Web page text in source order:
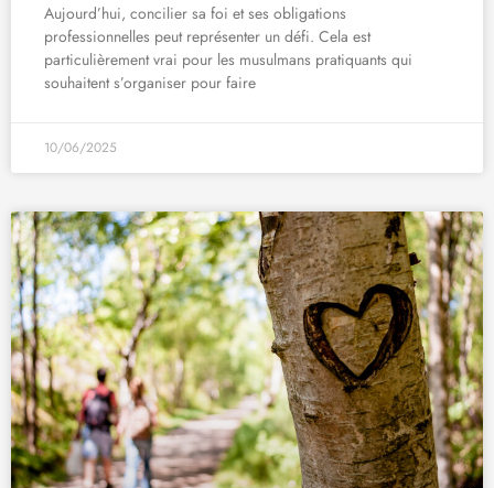
Aujourd’hui, concilier sa foi et ses obligations
professionnelles peut représenter un défi. Cela est
particulièrement vrai pour les musulmans pratiquants qui
souhaitent s’organiser pour faire
10/06/2025